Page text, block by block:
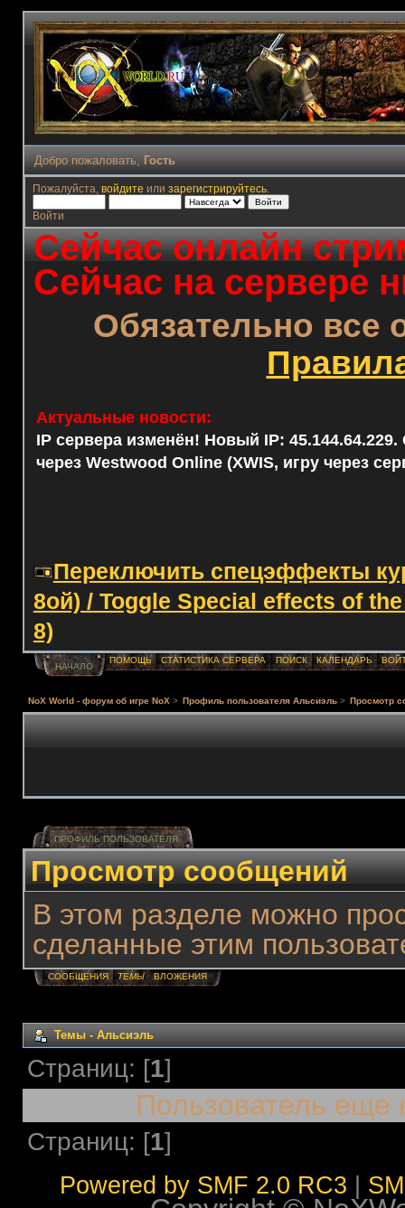
Добро пожаловать, Гость
Пожалуйста, войдите или зарегистрируйтесь.
Войти
Сейчас онлайн
Сейчас на сервере
Обязательно все
Актуальные новости:
IP сервера изменён! Новый IP: 45.144.64.229.
через Westwood Online (XWIS, игру через
Переключить спецэффекты
8ой) / Toggle Special effects of
8)
НАЧАЛО
ПОМОЩЬ СТАТИСТИКА СЕРВЕРА ПОИСК КАЛЕНДАРЬ
NoX World - форум об игре NoX > Профиль пользователя Альсиэль > Просмотр
ПРОФИЛЬ ПОЛЬЗОВАТЕЛЯ
Просмотр сообщений
В этом разделе можно
сделанные этим
СООБЩЕНИЯ ТЕМЫ ВЛОЖЕНИЯ
Темы - Альсиэль
Страниц: [1]
Пользователь еще
Страниц: [1]
Powered by SMF 2.0 RC3